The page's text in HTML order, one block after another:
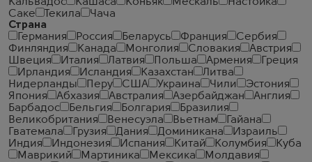
Саке
Текила
Чача
Страна
Германия
Россия Беларусь Франция
Сербия
Финляндия
Канада Монголия Словакия
Австрия
Швеция
Италия Латвия Польша Армения
Греция
Ирландия
Исландия Казахстан
Литва
Нидерланды
Перу США Украина Чили
Эстония
Япония
Абхазия Австралия Азербайджан
Англия
Барбадос
Бельгия Болгария
Бразилия
Великобритания
Венесуэла Вьетнам
Гайана
Гватемала
Грузия Дания Доминикана
Израиль
Индия
Индонезия Испания Китай Колумбия
Куба
Маврикий
Мартиника Мексика
Молдавия